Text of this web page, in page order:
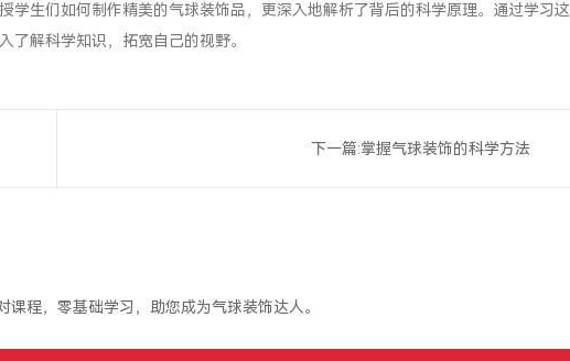
学生们如何制作精美的气球装饰品，更深入地解析了背后的科学原理。通过学习这
了解科学知识，拓宽自己的视野。
下一篇:掌握气球装饰的科学方法
程，零基础学习，助您成为气球装饰达人。